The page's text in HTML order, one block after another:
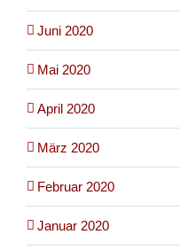
Juni 2020
Mai 2020
April 2020
März 2020
Februar 2020
Januar 2020